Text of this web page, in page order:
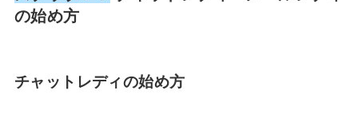
の始め方
チャットレディの始め方